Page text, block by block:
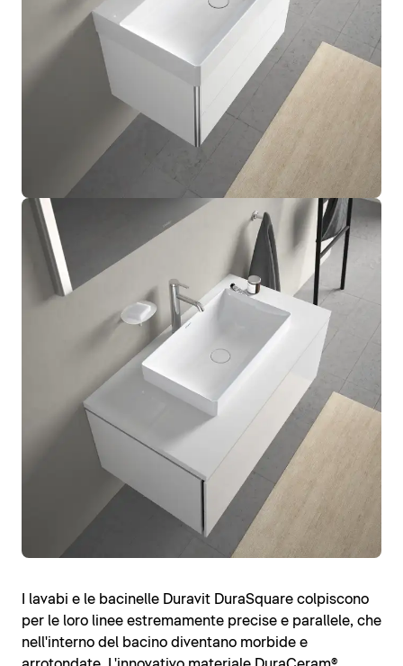
I lavabi e le bacinelle Duravit DuraSquare colpiscono
per le loro linee estremamente precise e parallele, che
nell'interno del bacino diventano morbide e